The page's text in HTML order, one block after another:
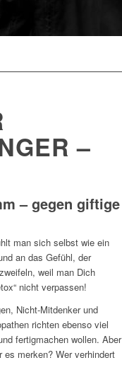
–
– gegen giftige
man sich selbst wie ein
an das Gefühl, der
weil man Dich
nicht verpassen!
Nicht-Mitdenker und
richten ebenso viel
fertigmachen wollen. Aber
merken? Wer verhindert